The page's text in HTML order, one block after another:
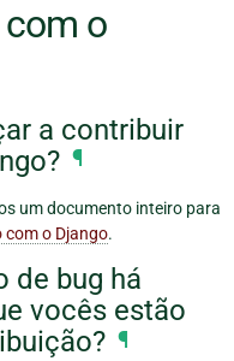
com o
a contribuir
¶
um documento inteiro para
o Django.
de bug há
vocês estão
¶